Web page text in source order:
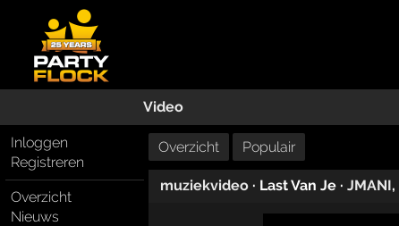
Video
Inloggen
Registreren
Overzicht
Nieuws
Overzicht Populair
muziekvideo· Last Van Je · JMANI,